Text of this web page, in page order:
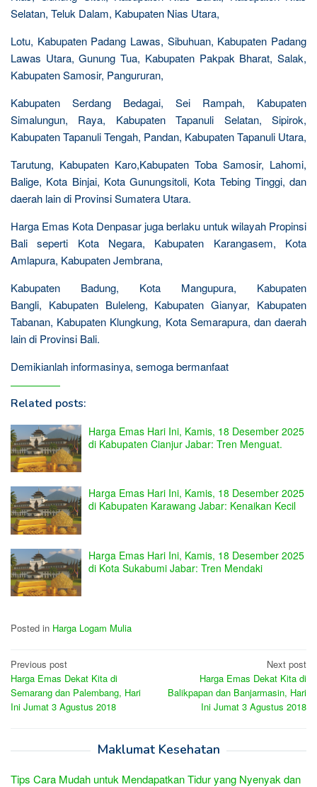
Selatan, Teluk Dalam, Kabupaten Nias Utara,
Lotu, Kabupaten Padang Lawas, Sibuhuan, Kabupaten Padang
Lawas Utara, Gunung Tua, Kabupaten Pakpak Bharat, Salak,
Kabupaten Samosir, Pangururan,
Kabupaten Serdang Bedagai, Sei Rampah, Kabupaten
Simalungun, Raya, Kabupaten Tapanuli Selatan, Sipirok,
Kabupaten Tapanuli Tengah, Pandan, Kabupaten Tapanuli Utara,
Tarutung, Kabupaten Karo,Kabupaten Toba Samosir, Lahomi,
Balige, Kota Binjai, Kota Gunungsitoli, Kota Tebing Tinggi, dan
daerah lain di Provinsi Sumatera Utara.
Harga Emas Kota Denpasar juga berlaku untuk wilayah Propinsi
Bali seperti Kota Negara, Kabupaten Karangasem, Kota
Amlapura, Kabupaten Jembrana,
Kabupaten Badung, Kota Mangupura, Kabupaten
Bangli, Kabupaten Buleleng, Kabupaten Gianyar, Kabupaten
Tabanan, Kabupaten Klungkung, Kota Semarapura, dan daerah
lain di Provinsi Bali.
Demikianlah informasinya, semoga bermanfaat
Related posts:
Harga Emas Hari Ini, Kamis, 18 Desember 2025
di Kabupaten Cianjur Jabar: Tren Menguat.
Harga Emas Hari Ini, Kamis, 18 Desember 2025
di Kabupaten Karawang Jabar: Kenaikan Kecil
Harga Emas Hari Ini, Kamis, 18 Desember 2025
di Kota Sukabumi Jabar: Tren Mendaki
Posted in Harga Logam Mulia
Post
navigation
Previous post
Harga Emas Dekat Kita di
Semarang dan Palembang, Hari
Ini Jumat 3 Agustus 2018
Next post
Harga Emas Dekat Kita di
Balikpapan dan Banjarmasin, Hari
Ini Jumat 3 Agustus 2018
Maklumat Kesehatan
Tips Cara Mudah untuk Mendapatkan Tidur yang Nyenyak dan